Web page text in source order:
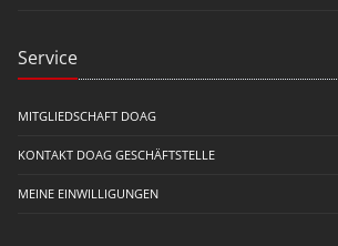
Service
MITGLIEDSCHAFT DOAG
KONTAKT DOAG GESCHÄFTSTELLE
MEINE EINWILLIGUNGEN